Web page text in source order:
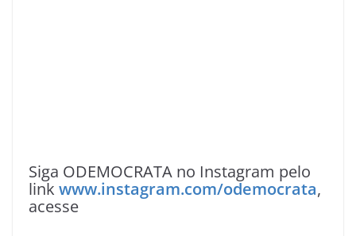
Siga ODEMOCRATA no Instagram pelo
link www.instagram.com/odemocrata,
acesse